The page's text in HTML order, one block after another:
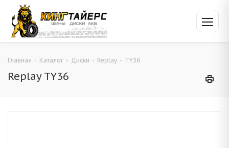
Главная - Каталог - Диски - Replay - TY36
Replay TY36